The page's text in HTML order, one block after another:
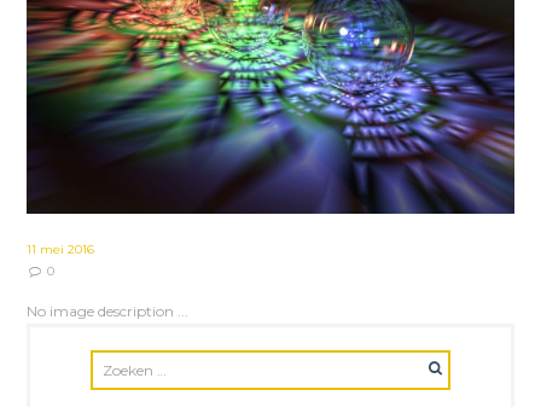
11 mei 2016
0
No image description ...